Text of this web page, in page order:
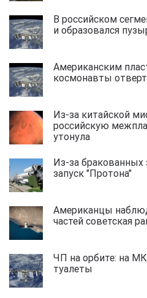
В российском
и образовался
Американским
космонавты
Из-за китайской
российскую
утонула
Из-за бракованных
запуск "Протона"
Американцы
частей советская
ЧП на орбите: на
туалеты